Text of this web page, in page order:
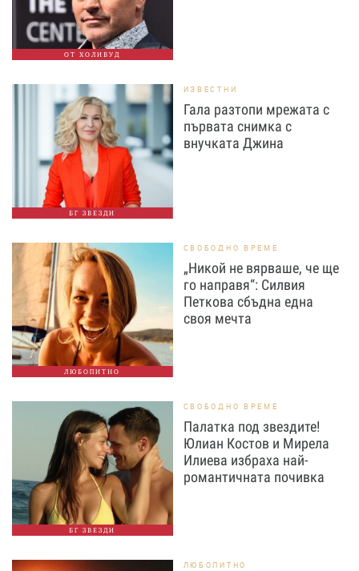
ОТ ХОЛИВУД
БГ ЗВЕЗДИ
ИЗВЕСТНИ
Гала разтопи мрежата с
първата снимка с
внучката Джина
ЛЮБОПИТНО
СВОБОДНО ВРЕМЕ
„Никой не вярваше, че ще
го направя“: Силвия
Петкова сбъдна една
своя мечта
БГ ЗВЕЗДИ
СВОБОДНО ВРЕМЕ
Палатка под звездите!
Юлиан Костов и Мирела
Илиева избраха най-
романтичната почивка
ЛЮБОПИТНО